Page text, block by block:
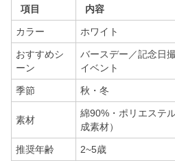
項目 内容
カラー ホワイト
おすすめシ
ーン
バースデー／記念日
イベント
季節 秋・冬
素材
綿90%・ポリエステ
成素材）
推奨年齢 2~5歳